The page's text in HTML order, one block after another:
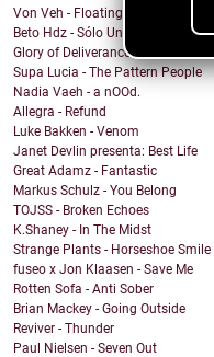
Von Veh - Floating
Beto Hdz - Sólo Un Mes
Glory of Deliverance - Hope & Pray
Supa Lucia - The Pattern People
Nadia Vaeh - a nOOd.
Allegra - Refund
Luke Bakken - Venom
Janet Devlin presenta: Best Life
Great Adamz - Fantastic
Markus Schulz - You Belong
TOJSS - Broken Echoes
K.Shaney - In The Midst
Strange Plants - Horseshoe Smile
fuseo x Jon Klaasen - Save Me
Rotten Sofa - Anti Sober
Brian Mackey - Going Outside
Reviver - Thunder
Paul Nielsen - Seven Out